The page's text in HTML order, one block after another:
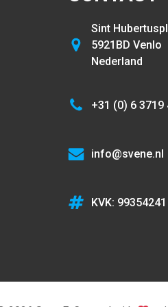
Sint
5921BD Venlo
Nederland
+31 (0) 6 3719
info@svene.nl
KVK: 99354241